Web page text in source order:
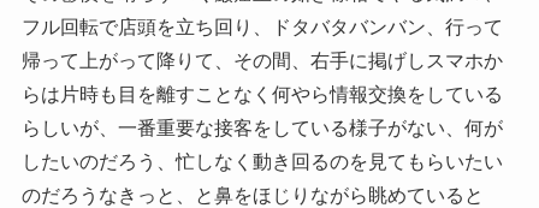
フル回転で店頭を立ち回り、ドタバタバンバン、行って
帰って上がって降りて、その間、右手に掲げしスマホか
らは片時も目を離すことなく何やら情報交換をしている
らしいが、一番重要な接客をしている様子がない、何が
したいのだろう、忙しなく動き回るのを見てもらいたい
のだろうなきっと、と鼻をほじりながら眺めていると